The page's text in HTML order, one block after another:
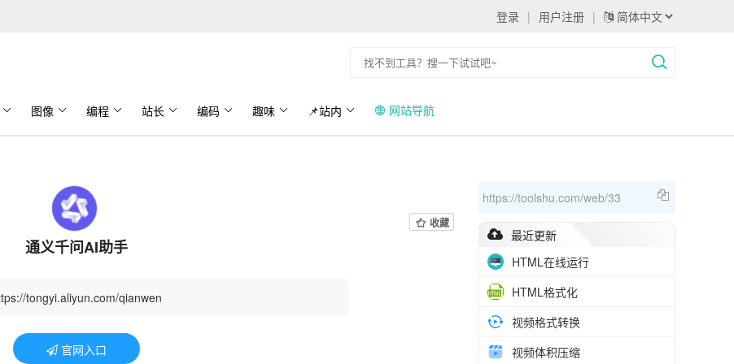
登录 | 用户注册 |
图像 编程 站长 编码 趣味 📌站内 网站导航
通义千问AI助手
收藏
tongyi.aliyun.com/qianwen
官网入口
https://toolshu.com/web/33
最近更新
HTML在线运行
HTML格式化
视频格式转换
视频体积压缩